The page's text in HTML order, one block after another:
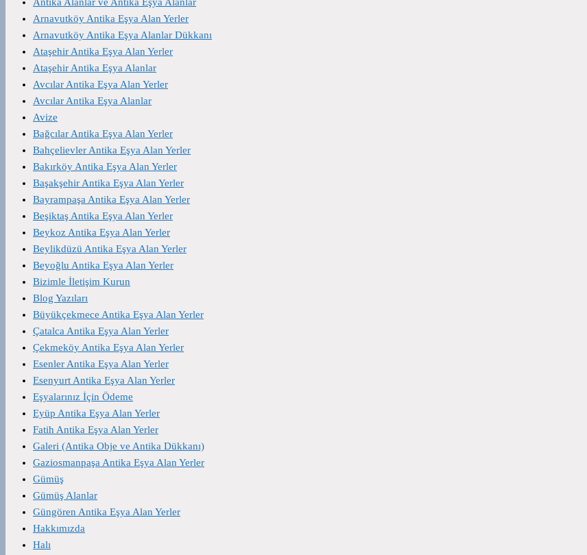
Arnavutköy Antika Eşya Alan Yerler
Arnavutköy Antika Eşya Alanlar Dükkanı
Ataşehir Antika Eşya Alan Yerler
Ataşehir Antika Eşya Alanlar
Avcılar Antika Eşya Alan Yerler
Avcılar Antika Eşya Alanlar
Avize
Bağcılar Antika Eşya Alan Yerler
Bahçelievler Antika Eşya Alan Yerler
Bakırköy Antika Eşya Alan Yerler
Başakşehir Antika Eşya Alan Yerler
Bayrampaşa Antika Eşya Alan Yerler
Beşiktaş Antika Eşya Alan Yerler
Beykoz Antika Eşya Alan Yerler
Beylikdüzü Antika Eşya Alan Yerler
Beyoğlu Antika Eşya Alan Yerler
Bizimle İletişim Kurun
Blog Yazıları
Büyükçekmece Antika Eşya Alan Yerler
Çatalca Antika Eşya Alan Yerler
Çekmeköy Antika Eşya Alan Yerler
Esenler Antika Eşya Alan Yerler
Esenyurt Antika Eşya Alan Yerler
Eşyalarınız İçin Ödeme
Eyüp Antika Eşya Alan Yerler
Fatih Antika Eşya Alan Yerler
Galeri (Antika Obje ve Antika Dükkanı)
Gaziosmanpaşa Antika Eşya Alan Yerler
Gümüş
Gümüş Alanlar
Güngören Antika Eşya Alan Yerler
Hakkımızda
Halı